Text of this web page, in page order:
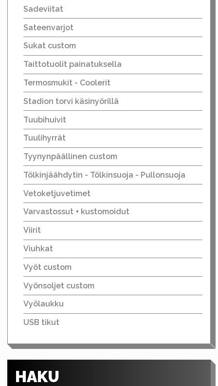
Sadeviitat
Sateenvarjot
Sukat custom
Taittotuolit painatuksella
Termosmukit - Coolerit
Stadion torvi käsinyörillä
Tuubihuivit
Tuulihyrrät
Tyynynpäällinen custom
Tölkinjäähdytin - Tölkinsuoja - Pullonsuoja
Vetoketjuvetimet
Varvastossut + kustomoidut
Viirit
Viuhkat
Vyöt custom
Vyönsoljet custom
Vyölaukku
USB tikut
HAKU